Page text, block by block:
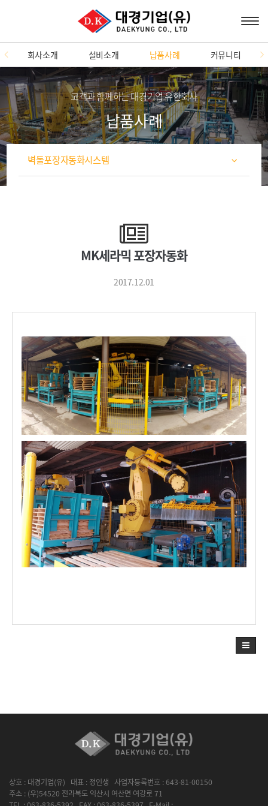
회사소개 설비소개 납품사례 커뮤니티
고객과 함께하는 대경기업 유한회사
납품사례
벽돌포장자동화시스템
MK세라믹 포장자동화
2017.12.01
상호 : 대경기업(유) 대표 : 정인생 사업자등록번호 : 643-81-00150
주소 : (우)54520 전라북도 익산시 여산면 여강로 71